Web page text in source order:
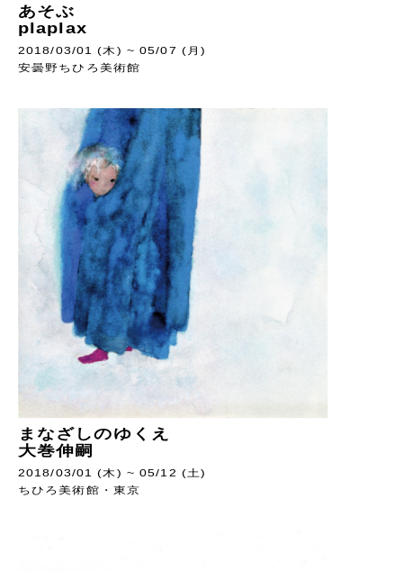
あそぶ
plaplax
2018/03/01 (木) ~ 05/07 (月)
安曇野ちひろ美術館
まなざしのゆくえ
大巻伸嗣
2018/03/01 (木) ~ 05/12 (土)
ちひろ美術館・東京